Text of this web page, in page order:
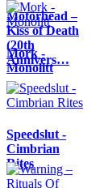
Motörhead –
Kiss of Death
(20th
Annivers…
Mork -
Monolitt
Speedslut -
Cimbrian
Rites